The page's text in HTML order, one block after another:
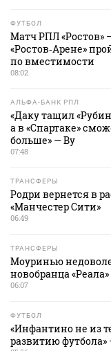
ФУТБОЛ
Матч РПЛ «Ростов»
«Ростов‑Арене»
по вместимости
08:02
АЛЬФА-БАНК РПЛ
«Даку тащил
а в «Спартаке»
больше» — Ву
07:48
ТРАНСФЕРЫ
Родри вернется в
«Манчестер Сити»
06:49
ТРАНСФЕРЫ
Моуринью
новобранца
06:07
ФУТБОЛ
«Инфантино не из
развитию футбола»